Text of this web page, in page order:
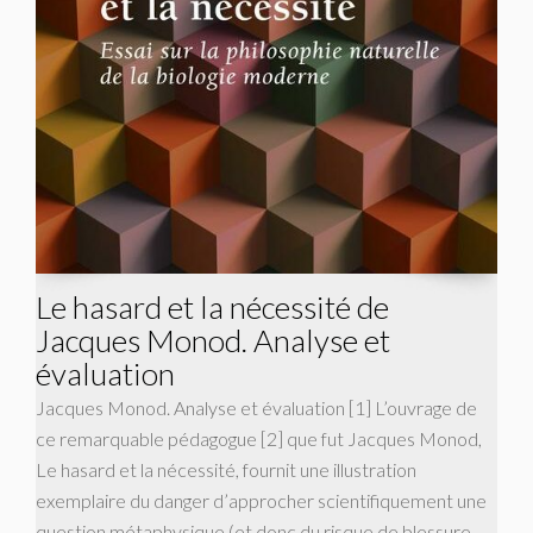
Le hasard et la nécessité de
Jacques Monod. Analyse et
évaluation
Jacques Monod. Analyse et évaluation [1] L’ouvrage de
ce remarquable pédagogue [2] que fut Jacques Monod,
Le hasard et la nécessité, fournit une illustration
exemplaire du danger d’approcher scientifiquement une